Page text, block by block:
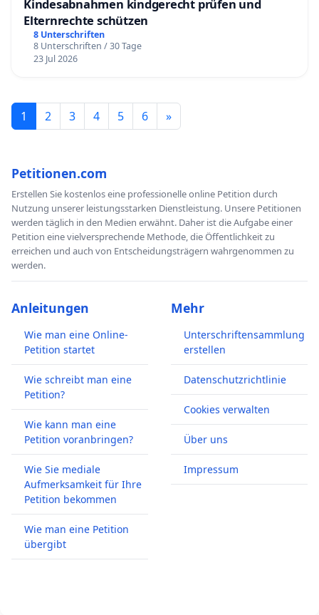
Kindesabnahmen kindgerecht prüfen und
Elternrechte schützen
8 Unterschriften
8 Unterschriften / 30 Tage
23 Jul 2026
1 2 3 4 5 6 »
Petitionen.com
Erstellen Sie kostenlos eine professionelle online Petition durch
Nutzung unserer leistungsstarken Dienstleistung. Unsere Petitionen
werden täglich in den Medien erwähnt. Daher ist die Aufgabe einer
Petition eine vielversprechende Methode, die Öffentlichkeit zu
erreichen und auch von Entscheidungsträgern wahrgenommen zu
werden.
Anleitungen
Wie man eine Online-
Petition startet
Wie schreibt man eine
Petition?
Wie kann man eine
Petition voranbringen?
Wie Sie mediale
Aufmerksamkeit für Ihre
Petition bekommen
Wie man eine Petition
übergibt
Mehr
Unterschriftensammlung
erstellen
Datenschutzrichtlinie
Cookies verwalten
Über uns
Impressum